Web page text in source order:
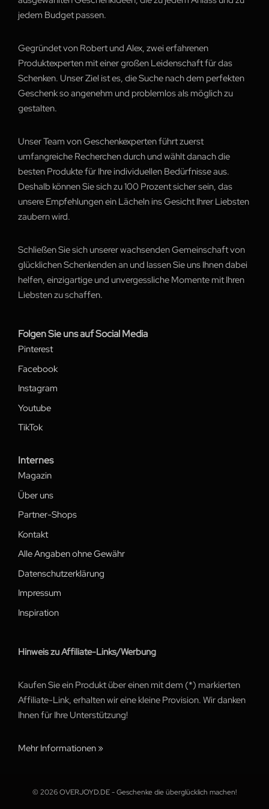
jedem Budget passen.
Gegründet von Robert und Alex, zwei erfahrenen
Produktexperten mit einer großen Leidenschaft für das
Schenken. Unser Ziel ist es, die Suche nach dem perfekten
Geschenk so angenehm und problemlos als möglich zu
gestalten.
Unser Team von Geschenkexperten führt zuerst
umfangreiche Recherchen durch und wählt danach die
besten Produkte für Ihre individuellen Bedürfnisse aus.
Deshalb können Sie sich zu 100 Prozent sicher sein, das
unsere Empfehlungen ein Lächeln ins Gesicht Ihrer Liebsten
zaubern wird.
Schließen Sie sich unserer wachsenden Gemeinschaft von
glücklichen Schenkenden an und lassen Sie uns Ihnen dabei
helfen, einzigartige und unvergessliche Momente mit Ihren
Liebsten zu schaffen.
Folgen Sie uns auf Social Media
Pinterest
Facebook
Instagram
Youtube
TikTok
Internes
Magazin
Über uns
Partner-Shops
Kontakt
Alle Angaben ohne Gewähr
Datenschutzerklärung
Impressum
Inspiration
Hinweis zu Affiliate-Links/Werbung
Kaufen Sie ein Produkt über einen mit dem (*) markierten
Affiliate-Link, erhalten wir eine kleine Provision. Wir danken
Ihnen für Ihre Unterstützung!
Mehr Informationen »
© 2026 OVERJOYD.DE - Geschenke die überglücklich machen!